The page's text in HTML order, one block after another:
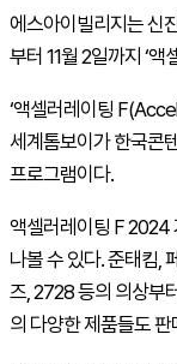
에스아이빌리지는 신
부터 11월 2일까지 ‘
‘액셀러레이팅
세계톰보이가 한국콘
프로그램이다.
액셀러레이팅 F 2024
나볼 수 있다. 준태킴,
즈, 2728 등의 의상부
의 다양한 제품들도 판